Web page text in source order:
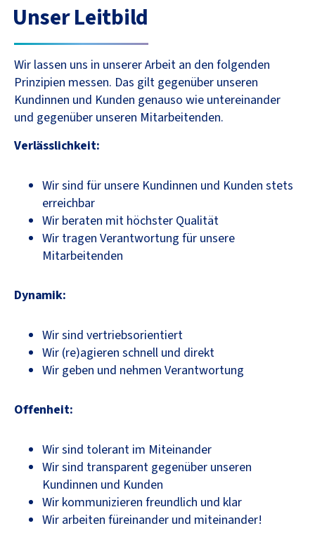
Unser Leitbild
Wir lassen uns in unserer Arbeit an den folgenden
Prinzipien messen. Das gilt gegenüber unseren
Kundinnen und Kunden genauso wie untereinander
und gegenüber unseren Mitarbeitenden.
Verlässlichkeit:
Wir sind für unsere Kundinnen und Kunden stets
erreichbar
Wir beraten mit höchster Qualität
Wir tragen Verantwortung für unsere
Mitarbeitenden
Dynamik:
Wir sind vertriebsorientiert
Wir (re)agieren schnell und direkt
Wir geben und nehmen Verantwortung
Offenheit:
Wir sind tolerant im Miteinander
Wir sind transparent gegenüber unseren
Kundinnen und Kunden
Wir kommunizieren freundlich und klar
Wir arbeiten füreinander und miteinander!